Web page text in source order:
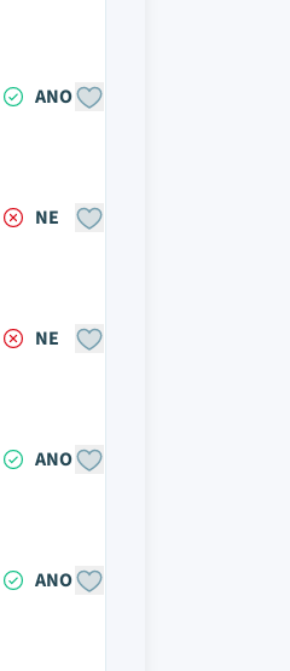
ANO
NE
NE
ANO
ANO